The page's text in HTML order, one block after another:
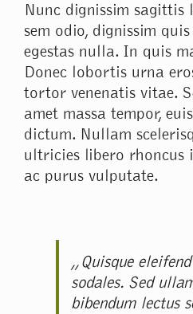
Nunc dignissim sagittis
sem odio, dignissim
egestas nulla. In quis
Donec lobortis urna
tortor venenatis vitae.
amet massa tempor,
dictum. Nullam
ultricies libero rhoncus
ac purus vulputate.
„Quisque
sodales. Sed
bibendum lectus